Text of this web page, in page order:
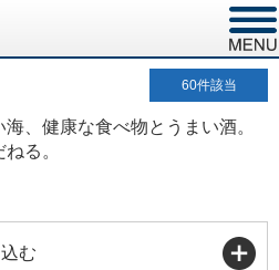
60件該当
、健康な食べ物とうまい酒。
る。
む